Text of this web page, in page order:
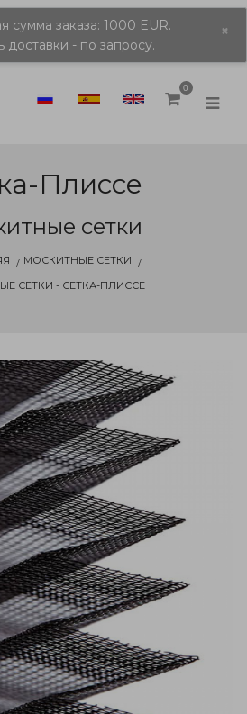
сумма заказа: 1000 EUR.
доставки - по запросу.
×
0
Плиссе
сетки
МОСКИТНЫЕ СЕТКИ
СЕТКИ - СЕТКА-ПЛИССЕ